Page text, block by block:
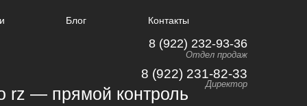
Блог Контакты
8 (922) 232-93-36
Отдел продаж
8 (922) 231-82-33
Директор